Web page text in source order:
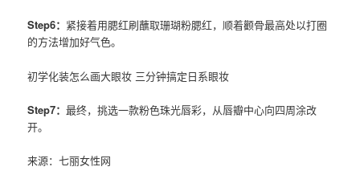
Step6： 紧接着用腮红刷蘸取珊瑚粉腮红，顺着颧骨最高处以打圈
的方法增加好气色。
初学化装怎么画大眼妆 三分钟搞定日系眼妆
Step7：最终，挑选一款粉色珠光唇彩，从唇瓣中心向四周涂改
开。
来源：七丽女性网